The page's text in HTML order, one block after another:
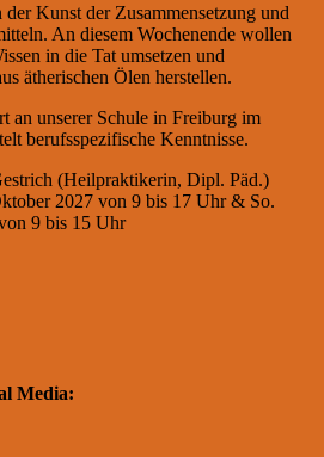
Kunst der Zusammensetzung und
An diesem Wochenende wollen
in die Tat umsetzen und
ätherischen Ölen herstellen.
an unserer Schule in Freiburg im
berufsspezifische Kenntnisse.
(Heilpraktikerin, Dipl. Päd.)
2027 von 9 bis 17 Uhr & So.
9 bis 15 Uhr
Media: